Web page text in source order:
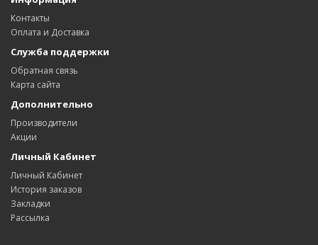
Контакты
Оплата и Доставка
Служба поддержки
Обратная связь
Карта сайта
Дополнительно
Производители
Акции
Личный Кабинет
Личный Кабинет
История заказов
Закладки
Рассылка